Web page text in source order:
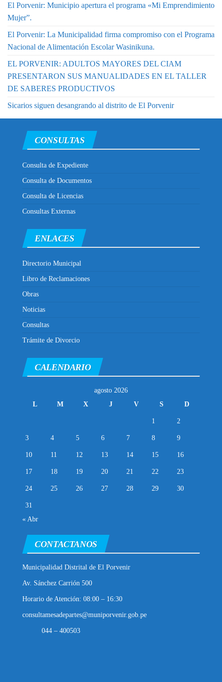
El Porvenir: Municipio apertura el programa «Mi Emprendimiento
Mujer”.
El Porvenir: La Municipalidad firma compromiso con el Programa
Nacional de Alimentación Escolar Wasinikuna.
EL PORVENIR: ADULTOS MAYORES DEL CIAM
PRESENTARON SUS MANUALIDADES EN EL TALLER
DE SABERES PRODUCTIVOS
Sicarios siguen desangrando al distrito de El Porvenir
CONSULTAS
Consulta de Expediente
Consulta de Documentos
Consulta de Licencias
Consultas Externas
ENLACES
Directorio Municipal
Libro de Reclamaciones
Obras
Noticias
Consultas
Trámite de Divorcio
CALENDARIO
agosto 2026
L
M X J V S D
1 2
3 4 5 6 7 8 9
10 11 12 13 14 15 16
17 18 19 20 21 22 23
24 25 26 27 28 29 30
31
« Abr
CONTACTANOS
Municipalidad Distrital de El Porvenir
Av. Sánchez Carrión 500
Horario de Atención: 08:00 – 16:30
consultamesadepartes@muniporvenir.gob.pe
044 – 400503